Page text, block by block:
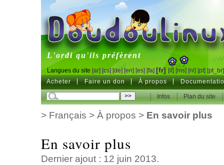
DoudouLinux
L'ordi qu'ils préfèrent
Langues du site [ar] [cs] [de] [en] [es] [fa] [fr] [it] [ms] [nl] [pt] [pt_br]
Acheter Faire un don À propos
Infos Plan du site
> Français > À propos > En savoir plus
En savoir plus
Dernier ajout : 12 juin 2013.